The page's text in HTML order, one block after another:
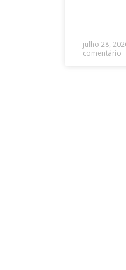
julho 28,
comentário